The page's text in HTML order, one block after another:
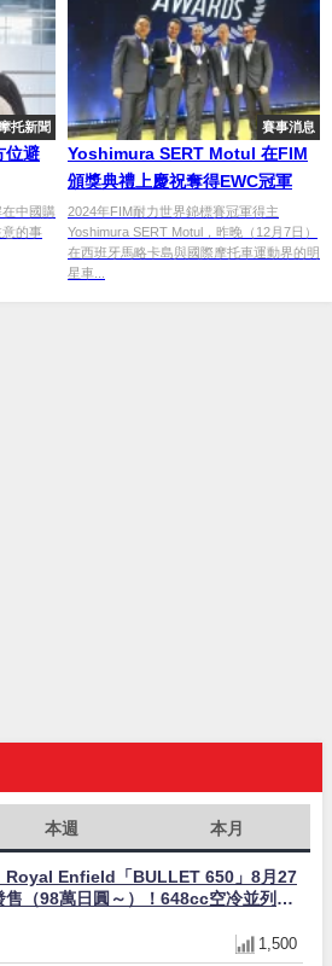
摩托新聞
位避
中國購
的事
賽事消息
Yoshimura SERT Motul 在FIM
頒獎典禮上慶祝奪得EWC冠軍
2024年FIM耐力世界錦標賽冠軍得主
Yoshimura SERT Motul，昨晚（12月7日）
在西班牙馬略卡島與國際摩托車運動界的明
星車...
本週 本月
Royal Enfield「BULLET 650」8月27
售（98萬日圓～）！648cc空冷並列雙
1,500